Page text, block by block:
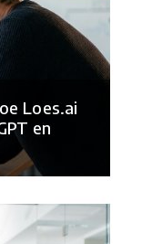
Loes.ai
en